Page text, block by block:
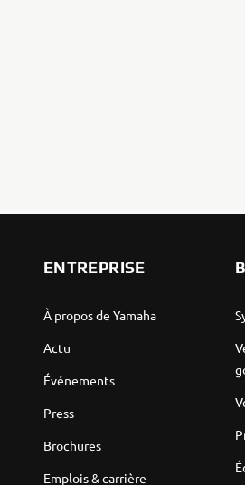
ENTREPRISE
À propos de Yamaha
Actu
Événements
Press
Brochures
Emplois & carrière